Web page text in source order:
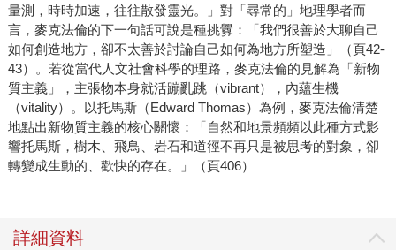
量測，時時加速，往往散發靈光。」對「尋常的」地理學者而
言，麥克法倫的下一句話可說是種挑釁：「我們很善於大聊自己
如何創造地方，卻不太善於討論自己如何為地方所塑造」（頁42-
43）。若從當代人文社會科學的理路，麥克法倫的見解為「新物
質主義」，主張物本身就活蹦亂跳（vibrant），內蘊生機
（vitality）。以托馬斯（Edward Thomas）為例，麥克法倫清楚
地點出新物質主義的核心關懷：「自然和地景頻頻以此種方式影
響托馬斯，樹木、飛鳥、岩石和道徑不再只是被思考的對象，卻
轉變成生動的、歡快的存在。」（頁406）
詳細資料